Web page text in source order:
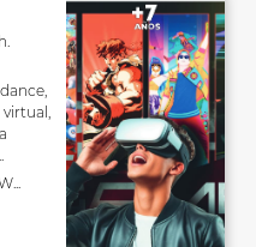
virtual,